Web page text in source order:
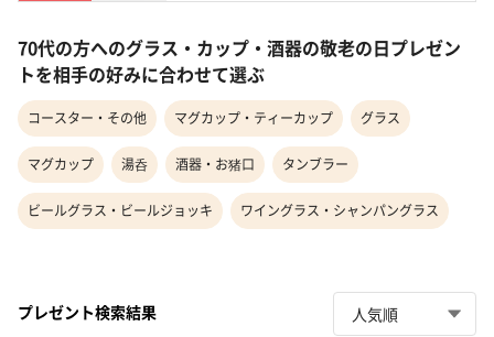
70代の方へのグラス・カップ・酒器の敬老の日プレゼン
トを相手の好みに合わせて選ぶ
コースター・その他 マグカップ・ティーカップ グラス
マグカップ 湯呑 酒器・お猪口 タンブラー
ビールグラス・ビールジョッキ ワイングラス・シャンパングラス
プレゼント検索結果